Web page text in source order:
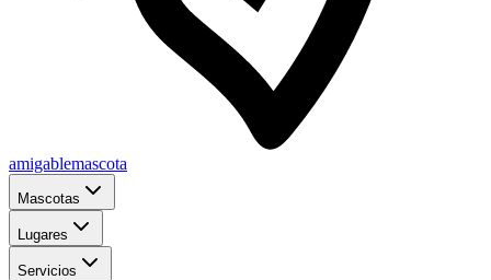
amigablemascota
Mascotas
Lugares
Servicios